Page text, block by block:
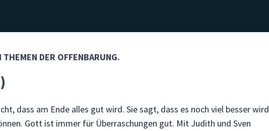
DER OFFENBARUNG.
dass am Ende alles gut wird. Sie sagt, dass es noch viel besser wird
Gott ist immer für Überraschungen gut. Mit Judith und Sven